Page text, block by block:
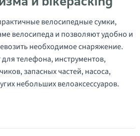
велосипедные сумки,
велосипеда и позволяют удобно и
необходимое снаряжение.
телефона, инструментов,
запасных частей, насоса,
небольших велоаксессуаров.